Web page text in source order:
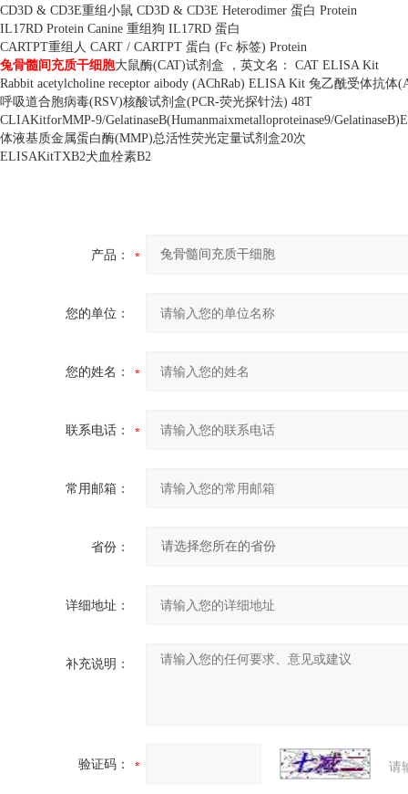
CD3D & CD3E重组小鼠 CD3D & CD3E Heterodimer 蛋白 Protein
IL17RD Protein Canine 重组狗 IL17RD 蛋白
CARTPT重组人 CART / CARTPT 蛋白 (Fc 标签) Protein
兔骨髓间充质干细胞大鼠酶(CAT)试剂盒 ，英文名：
CAT ELISA Kit
Rabbit acetylcholine receptor aibody (AChRab) ELISA Kit 兔乙酰受体抗体
呼吸道合胞病毒(RSV)核酸试剂盒(PCR-荧光探针法) 48T
CLIAKitforMMP-9/GelatinaseB(Humanmaixmetalloproteinase9/
体液基质金属蛋白酶(MMP)总活性荧光定量试剂盒20次
ELISAKitTXB2犬血栓素B2
产品：
您的单位：
您的姓名：
联系电话：
常用邮箱：
省份：
详细地址：
补充说明：
验证码： 请